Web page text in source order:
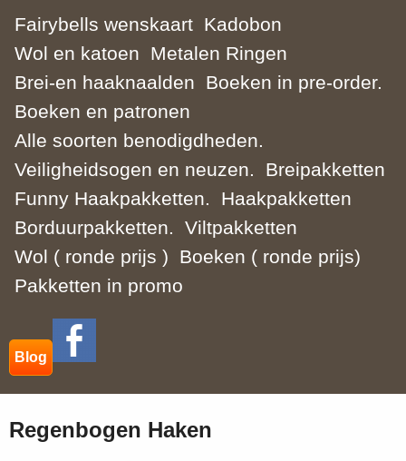
Fairybells wenskaart Kadobon
Wol en katoen
Metalen Ringen
Brei-en haaknaalden
Boeken in pre-order.
Boeken en patronen
Alle soorten benodigdheden.
Veiligheidsogen en neuzen.
Breipakketten
Funny Haakpakketten.
Haakpakketten
Borduurpakketten.
Viltpakketten
Wol ( ronde prijs )
Boeken ( ronde prijs)
Pakketten in promo
Blog
Regenbogen Haken